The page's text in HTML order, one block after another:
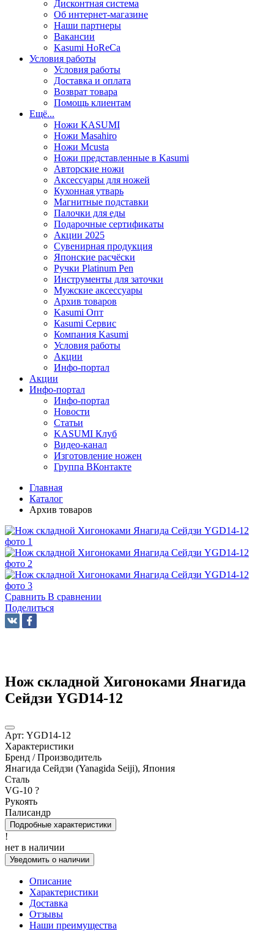
Дисконтная система
Об интернет-магазине
Наши партнеры
Вакансии
Kasumi HoReCa
Условия работы
Условия работы
Доставка и оплата
Возврат товара
Помощь клиентам
Ещё...
Ножи KASUMI
Ножи Masahiro
Ножи Mcusta
Ножи представленные в Kasumi
Авторские ножи
Аксессуары для ножей
Кухонная утварь
Магнитные подставки
Палочки для еды
Подарочные сертификаты
Акции 2025
Сувенирная продукция
Японские расчёски
Ручки Platinum Pen
Инструменты для заточки
Мужские аксессуары
Архив товаров
Kasumi Опт
Кasumi Сервис
Компания Kasumi
Условия работы
Акции
Инфо-портал
Акции
Инфо-портал
Инфо-портал
Новости
Статьи
KASUMI Клуб
Видео-канал
Изготовление ножен
Группа ВКонтакте
Главная
Каталог
Архив товаров
Сравнить В сравнении
Поделиться
Нож складной Хигоноками Янагида
Сейдзи YGD14-12
Арт: YGD14-12
Характеристики
Бренд / Производитель
Янагида Сейдзи (Yanagida Seiji), Япония
Сталь
VG-10 ?
Рукоять
Палисандр
Подробные характеристики
!
нет в наличии
Уведомить о наличии
Описание
Характеристики
Доставка
Отзывы
Наши преимущества